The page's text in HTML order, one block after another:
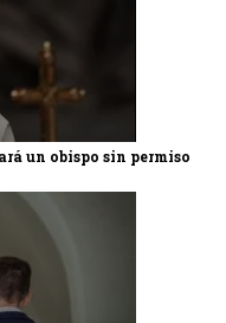
un obispo sin permiso